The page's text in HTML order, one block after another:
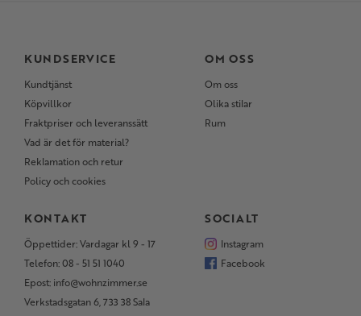
KUNDSERVICE
Kundtjänst
Köpvillkor
Fraktpriser och leveranssätt
Vad är det för material?
Reklamation och retur
Policy och cookies
OM OSS
Om oss
Olika stilar
Rum
KONTAKT
Öppettider: Vardagar kl 9 - 17
Telefon: 08 - 51 51 1040
Epost: info@wohnzimmer.se
Verkstadsgatan 6, 733 38 Sala
SOCIALT
Instagram
Facebook